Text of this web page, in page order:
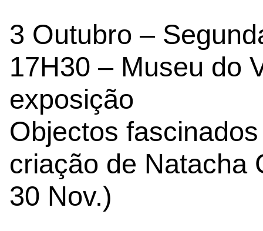
3 Outubro –
17H30 – Museu do
exposição
Objectos
criação de Natacha
30 Nov.)